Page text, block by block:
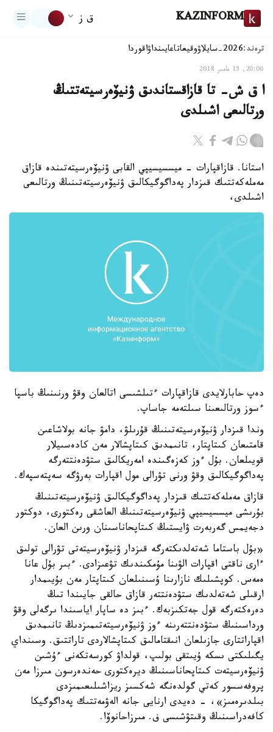
KAZINFORM ق ز
ترەند:2026-سايلاۋ وقيعاتاعايىنداۋاقوردا
20:06, 15 مامىر 2018
ا ق ش- تا قازاقستاندىق ۋنيۆەرسيتەتتىڭ
ورتالىعى اشىلدى
استانا. قازاقپارات - ميسسيسيپي القابى ۋنيۆەرسيتەتىندە قازاق
مەملەكەتتىك قىزدار پەداگوگيكالىق ۋنيۆەرسيتەتىنىڭ ورتالىعى
اشىلدى،
دەپ حابارلايدى قازاقپارات ءتىلشىسى اتالعان وقۋ ورنىنىڭ باسپا
ءسوز ورتالىعىنا سىلتەمە جاساپ.
وندا قىزدار ۋنيۆەرسيتەتىنىڭ قۇرىلۋ، دامۋ جانە بولاشاعىن
قامتىعان كىتاپتار، تانىمدىق كىتاپشالار مەن كادەسىيلار
قويىلعان. بۇل ءوز كەزەگىندە امەريكالىق ستۋدەنتتەرگە
پەداگوگيكالىق وقۋ ورنى تۋرالى مول اقپارات بەرۋگە سەپتەسپەك.
قازاق مەملەكەتتىك قىزدار پەداگوگيكالىق ۋنيۆەرسيتەتىنىڭ
بۇرىشى ميسسيسيپي ۋنيۆەرسيتەتىنىڭ العاشقى رەكتورى، دوكتور
دجەيمس گەربەرت ۋايستىڭ كىتاپحاناسىنان ورىن العان.
«بۇل باستاما شەتەلدىكتەرگە قىزدار ۋنيۆەرسيتەتى تۋرالى تولىق
ءارى ناقتى اقپارات الۋىنا مۇمكىندىك تۋعىزادى. ءبىر بۇل عانا
ەمەس. كوپشىلىك نازارىنا ۇسىنىلعان كىتاپتار مەن بۇيىمدار
ارقىلى شەتەلدىك ستۋدەنتتەر قازاق حالقى جايىندا تىڭ
دەرەكتەرگە قول جەتكىزبەك. ءبىز دە ساپار اياسىندا ىرگەلى وقۋ
ورداسىنىڭ ستۋدەنتتەرىنە ءوز ۋنيۆەرسيتەتىمىزدىڭ تانىمدىق
اقپاراتتارى جازىلعان انىقتامالىق كىتاپشالاردى تاراتتىق. وسىنداي
يگىلىكتى ىسكە ۇيىتقى بولىپ، قولداۋ كورسەتكەنى ءۇشىن
ۋنيۆەرسيتەت كىتاپحاناسىنىڭ ديرەكتورى حەندەرسون مىرزا مەن
پروفەسسور كەتي گولدەنگە شەكسىز ريزاشىلىعىمىزدى
بىلدىرەمىز»، - دەيدى ارنايى جانە الەۋمەتتىك پەداگوگيكا
كافەدراسىنىڭ وقىتۋشىسى ف. مىرزاحانوۆا.